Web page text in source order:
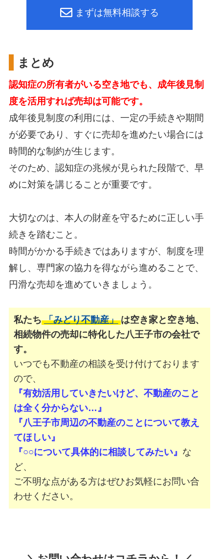
まずは無料相談する
まとめ
認知症の所有者がいる空き地でも、成年後見制
度を活用すれば売却は可能です。
成年後見制度の利用には、一定の手続きや期間
が必要であり、すぐに売却を進めたい場合には
時間的な制約が生じます。
そのため、認知症の兆候が見られた段階で、早
めに対策を講じることが重要です。
大切なのは、本人の財産を守るために正しい手
続きを踏むこと。
時間がかかる手続きではありますが、制度を理
解し、専門家の協力を得ながら進めることで、
円滑な売却を進めていきましょう。
私たち 「みどり不動産」 は空き家と空き地、
相続物件の売却に特化した八王子市の会社で
す。
いつでも不動産の相談を受け付けております
ので、
『有効活用していきたいけど、不動産のこと
は全く分からない…』
『八王子市周辺の不動産のことについて教え
てほしい』
『○○について具体的に相談してみたい』 な
ど、
ご不明な点がある方はぜひお気軽にお問い合
わせください。